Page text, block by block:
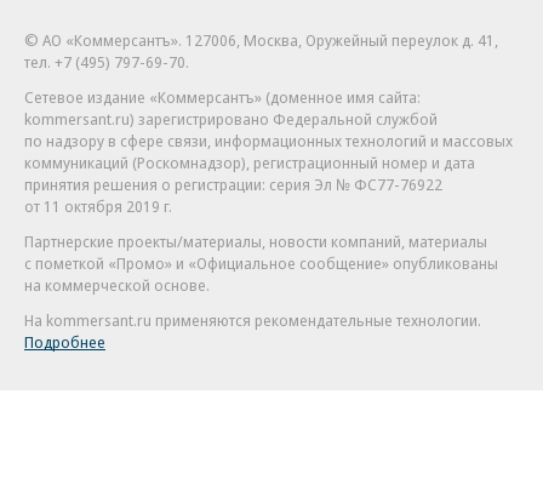
© АО «Коммерсантъ». 127006, Москва, Оружейный переулок д. 41,
тел. +7 (495) 797-69-70.
Сетевое издание «Коммерсантъ» (доменное имя сайта:
kommersant.ru) зарегистрировано Федеральной службой
по надзору в сфере связи, информационных технологий и массовых
коммуникаций (Роскомнадзор), регистрационный номер и дата
принятия решения о регистрации: серия Эл № ФС77-76922
от 11 октября 2019 г.
Партнерские проекты/материалы, новости компаний, материалы
с пометкой «Промо» и «Официальное сообщение» опубликованы
на коммерческой основе.
На kommersant.ru применяются рекомендательные технологии.
Подробнее